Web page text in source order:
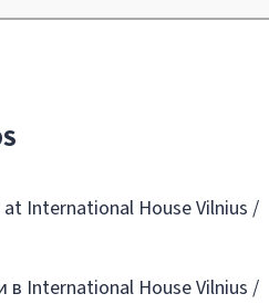
International House Vilnius /
в International House Vilnius /